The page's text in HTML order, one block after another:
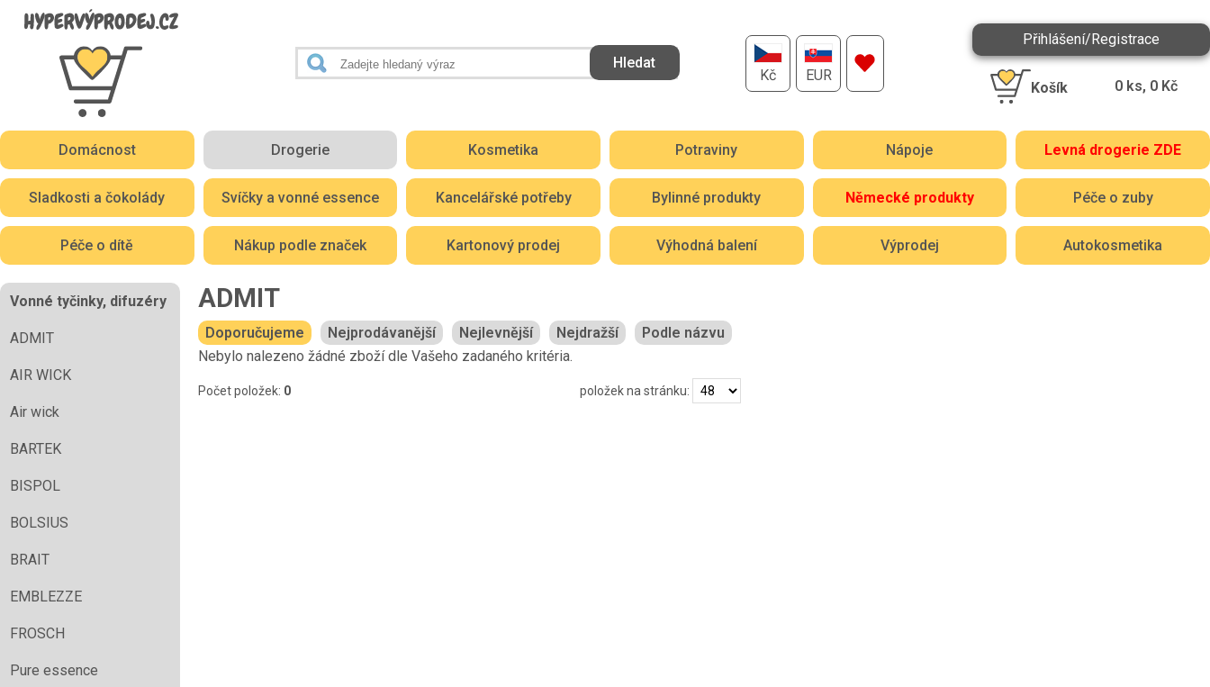
Kč EUR
Přihlášení/Registrace
Košík 0 ks, 0 Kč
Domácnost Drogerie Kosmetika Potraviny Nápoje Levná drogerie ZDE
Sladkosti a čokolády Svíčky a vonné essence Kancelářské potřeby Bylinné produkty Německé produkty Péče o zuby
Péče o dítě Nákup podle značek Kartonový prodej Výhodná balení Výprodej Autokosmetika
Vonné tyčinky, difuzéry
ADMIT
AIR WICK
Air wick
BARTEK
BISPOL
BOLSIUS
BRAIT
EMBLEZZE
FROSCH
Pure essence
ADMIT
Doporučujeme Nejprodávanější Nejlevnější Nejdražší
Podle názvu
Nebylo nalezeno žádné zboží dle Vašeho zadaného kritéria.
Počet položek: 0 položek na stránku: